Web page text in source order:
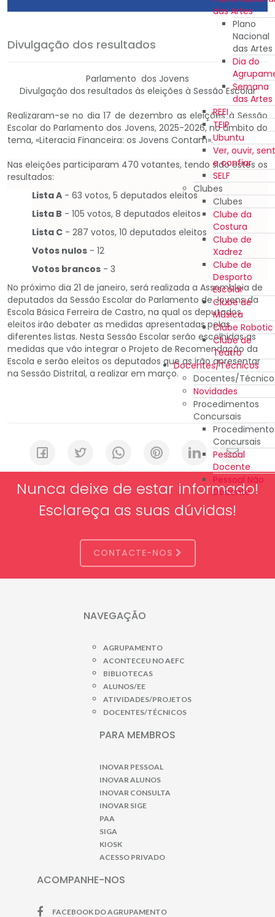
das Artes
Plano
Nacional
das Artes
Dia do
Semana
das Artes
REEI
TEIP
Ubuntu
Ver, ouvir,
e confiar
SELF
Clubes
Clubes
Clube da
Costura
Clube de
Xadrez
Clube de
Desporto
Escolar
Clube de
Música
Clube Robotic
Clube de
Teatro
Docentes/Técnicos
Docentes/
Novidades
Procedimentos
Concursais
Concursais
Pessoal
Docente
Pessoal Não
Docente
Divulgação dos resultados
Parlamento dos Jovens
Divulgação dos resultados às eleições à Sessão Escolar
Realizaram-se no dia 17 de dezembro as eleições à Sessão
Escolar do Parlamento dos Jovens, 2025-2026, no âmbito do
tema, «Literacia Financeira: os Jovens Contam».
Nas eleições participaram 470 votantes, tendo sido estes os
resultados:
Lista A - 63 votos, 5 deputados eleitos
Lista B - 105 votos, 8 deputados eleitos
Lista C - 287 votos, 10 deputados eleitos
Votos nulos - 12
Votos brancos - 3
No próximo dia 21 de janeiro, será realizada a Assembleia de
deputados da Sessão Escolar do Parlamento de Jovens da
Escola Básica Ferreira de Castro, na qual os deputados
eleitos irão debater as medidas apresentadas pelas
diferentes listas. Nesta Sessão Escolar serão escolhidas as
medidas que vão integrar o Projeto de Recomendação da
Escola e serão eleitos os deputados que as irão apresentar
na Sessão Distrital, a realizar em março.
Nunca deixe de estar informado!
Esclareça as suas dúvidas!
CONTACTE-NOS
NAVEGAÇÃO
AGRUPAMENTO
ACONTECEU NO AEFC
BIBLIOTECAS
ALUNOS/EE
ATIVIDADES/PROJETOS
DOCENTES/TÉCNICOS
PARA MEMBROS
INOVAR PESSOAL
INOVAR ALUNOS
INOVAR CONSULTA
INOVAR SIGE
PAA
SIGA
KIOSK
ACESSO PRIVADO
ACOMPANHE-NOS
FACEBOOK DO AGRUPAMENTO